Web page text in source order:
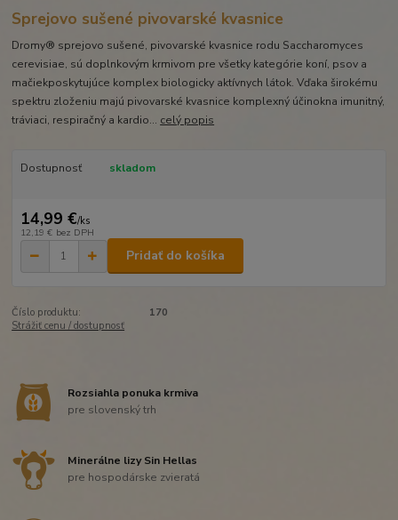
Sprejovo sušené pivovarské kvasnice
Dromy® sprejovo sušené, pivovarské kvasnice rodu Saccharomyces
cerevisiae, sú doplnkovým krmivom pre všetky kategórie koní, psov a
mačiekposkytujúce komplex biologicky aktívnych látok. Vďaka širokému
spektru zloženiu majú pivovarské kvasnice komplexný účinokna imunitný,
tráviaci, respiračný a kardio... celý popis
Dostupnosť skladom
14,99 €/ks
12,19 € bez DPH
Pridať do košíka
Číslo produktu:
170
Strážiť cenu / dostupnosť
Rozsiahla ponuka krmiva
pre slovenský trh
Minerálne lizy Sin Hellas
pre hospodárske zvieratá